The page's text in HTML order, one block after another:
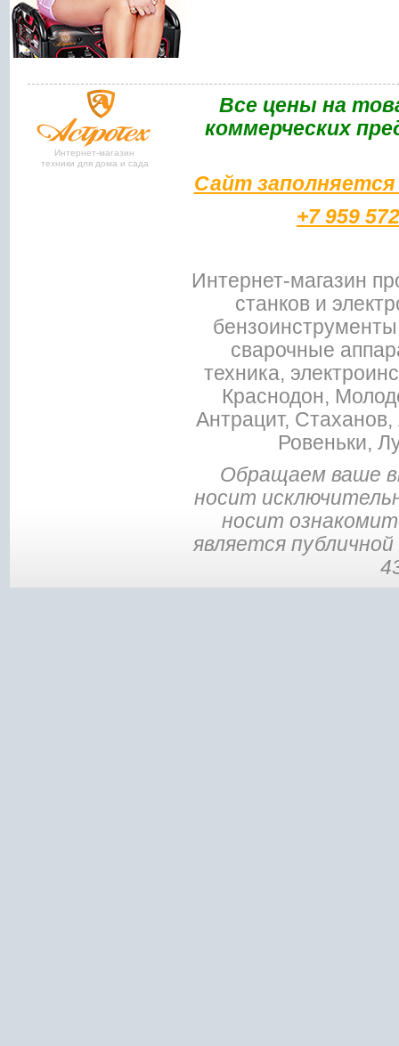
Интернет-магазин
техники для дома и сада
Bce цены на
коммерческих
Сайт
+7 959
Интернет-магазин
станков и
сварочные
техника,
Краснодон,
Антрацит,
Ровеньки,
Обращаем ваше
носит
носит
является